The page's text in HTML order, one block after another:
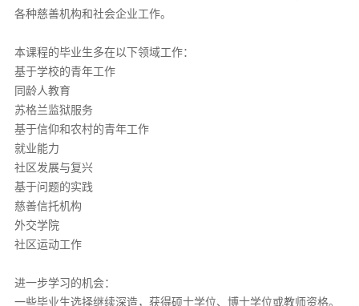
各种慈善机构和社会企业工作。
本课程的毕业生多在以下领域工作：
基于学校的青年工作
同龄人教育
苏格兰监狱服务
基于信仰和农村的青年工作
就业能力
社区发展与复兴
基于问题的实践
慈善信托机构
外交学院
社区运动工作
进一步学习的机会：
一些毕业生选择继续深造，获得硕士学位、博士学位或教师资格。